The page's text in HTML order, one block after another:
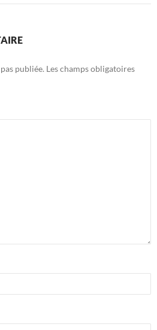
publiée. Les champs obligatoires